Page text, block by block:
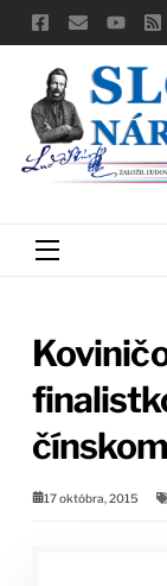
Skip
to
content
Menu
17 októbra, 2015